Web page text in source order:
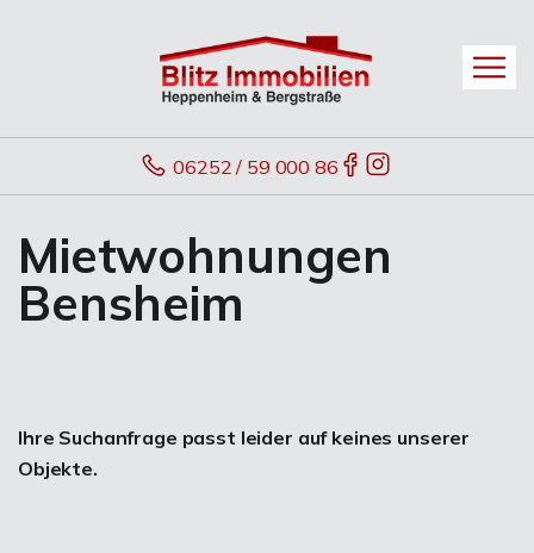
06252 / 59 000 86
Mietwohnungen
Bensheim
Ihre Suchanfrage passt leider auf keines unserer
Objekte.